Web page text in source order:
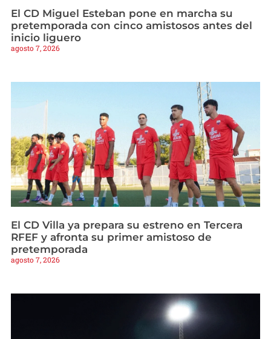
El CD Miguel Esteban pone en marcha su
pretemporada con cinco amistosos antes del
inicio liguero
agosto 7, 2026
El CD Villa ya prepara su estreno en Tercera
RFEF y afronta su primer amistoso de
pretemporada
agosto 7, 2026